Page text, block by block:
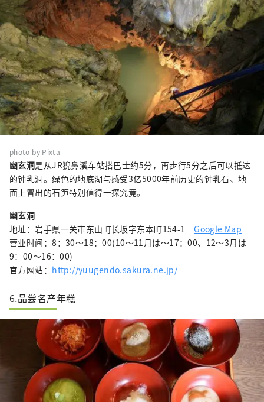
photo by Pixta
幽玄洞是从JR猊鼻溪车站搭巴士约5分，再步行5分之后可以抵达
的钟乳洞。绿色的地底湖与感受3亿5000年前历史的钟乳石、地
面上冒出的石笋特别值得一探究竟。
幽玄洞
地址：岩手県一关市东山町长坂字东本町154-1Google Map
营业时间：8：30～18：00(10～11月は～17：00、12～3月は
9：00～16：00)
官方网站： http://yuugendo.sakura.ne.jp/
6.品尝名产年糕